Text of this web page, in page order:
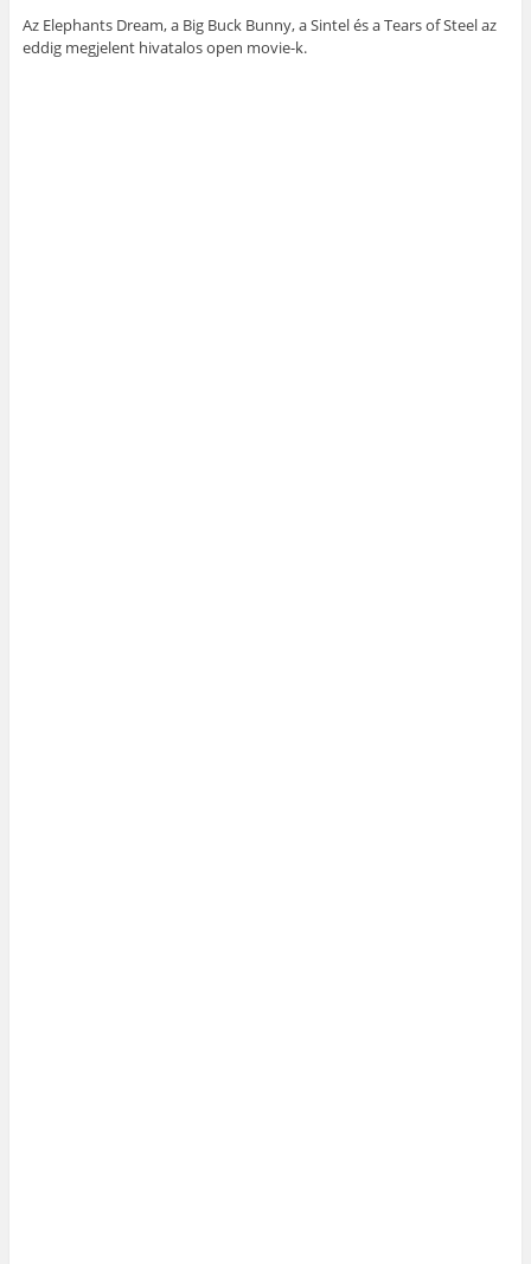
Az Elephants Dream, a Big Buck Bunny, a Sintel és a Tears of Steel az
eddig megjelent hivatalos open movie-k.